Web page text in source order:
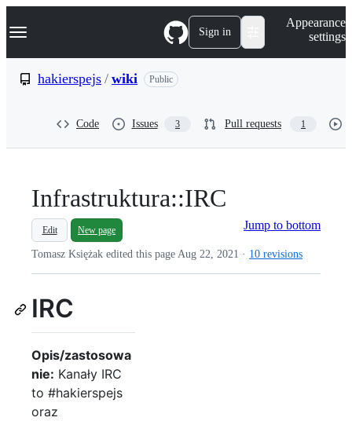
k
p
Navigation Menu Sign in
Appearance
settings
hakierspejs / wiki Public
Code Issues 3 Pull requests 1
Infrastruktura::IRC
Jump to bottom
Edit New page
Tomasz Księżak edited this page Aug 22, 2021 · 10 revisions
IRC
Opis/zastosowa
nie: Kanały IRC
to #hakierspejs
oraz